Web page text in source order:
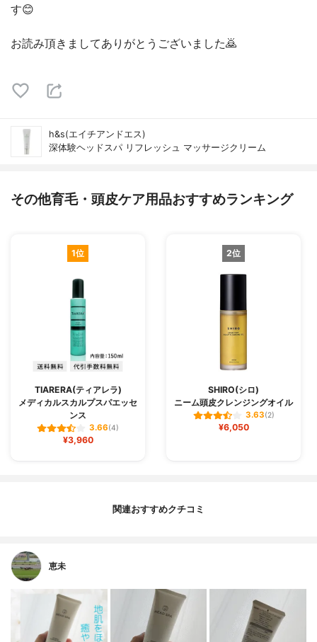
す😊
お読み頂きましてありがとうございました🙇
h&s(エイチアンドエス)
深体験ヘッドスパ リフレッシュ マッサージクリーム
その他育毛・頭皮ケア用品おすすめランキング
1位
TIARERA(ティアレラ)
メディカルスカルプスパエッセ
ンス
3.66(4)
¥3,960
2位
SHIRO(シロ)
ニーム頭皮クレンジングオイル
3.63(2)
¥6,050
関連おすすめクチコミ
恵未